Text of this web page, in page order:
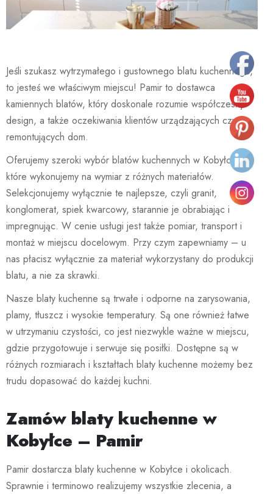
Jeśli szukasz wytrzymałego i gustownego blatu kuchennego,
to jesteś we właściwym miejscu! Pamir to dostawca
kamiennych blatów, który doskonale rozumie współczesny
design, a także oczekiwania klientów urządzających czy
remontujących dom.
Oferujemy szeroki wybór blatów kuchennych w Kobyłce,
które wykonujemy na wymiar z różnych materiałów.
Selekcjonujemy wyłącznie te najlepsze, czyli granit,
konglomerat, spiek kwarcowy, starannie je obrabiając i
impregnując. W cenie usługi jest także pomiar, transport i
montaż w miejscu docelowym. Przy czym zapewniamy – u
nas płacisz wyłącznie za materiał wykorzystany do produkcji
blatu, a nie za skrawki.
Nasze blaty kuchenne są trwałe i odporne na zarysowania,
plamy, tłuszcz i wysokie temperatury. Są one również łatwe
w utrzymaniu czystości, co jest niezwykle ważne w miejscu,
gdzie przygotowuje i serwuje się posiłki. Dostępne są w
różnych rozmiarach i kształtach blaty kuchenne możemy bez
trudu dopasować do każdej kuchni.
Zamów blaty kuchenne w
Kobyłce – Pamir
Pamir dostarcza blaty kuchenne w Kobyłce i okolicach.
Sprawnie i terminowo realizujemy wszystkie zlecenia, a